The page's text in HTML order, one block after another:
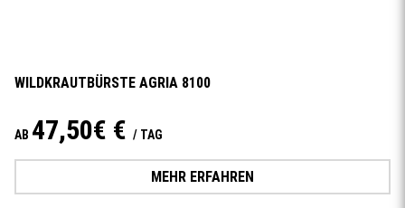
WILDKRAUTBÜRSTE AGRIA 8100
AB 47,50€ € / TAG
MEHR ERFAHREN